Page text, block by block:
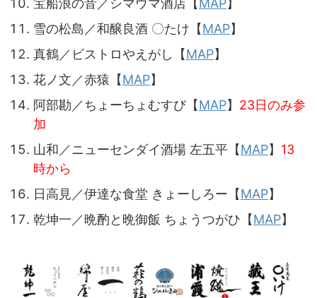
宝船浪の音／シマウマ酒店【MAP】
雪の松島／和醸良酒 〇たけ【MAP】
真鶴／ビストロやえがし【MAP】
花ノ文／赤猿【MAP】
阿部勘／ちょーちょむすび【MAP】 23日のみ参
加
山和／ニューセンダイ酒場 左五平【MAP】 13
時から
日高見／伊達な食堂 きょーしろー【MAP】
乾坤一／晩酌と晩御飯 ちょうつがひ【MAP】